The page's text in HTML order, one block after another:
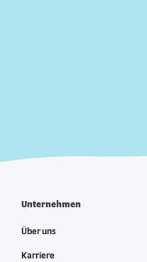
Unternehmen
Über uns
Karriere